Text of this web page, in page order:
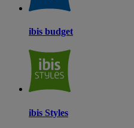
ibis budget
ibis Styles